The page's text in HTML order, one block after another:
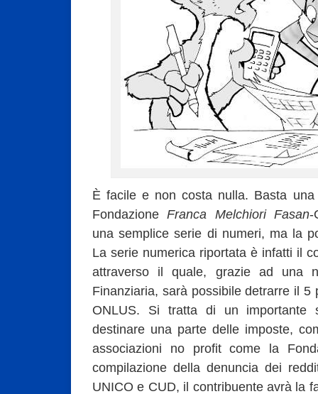
È facile e non costa nulla. Basta
FondazioneFranca Melchiori Fasan-
una semplice serie di numeri, ma la
La serie numerica riportata è infatti il
attraverso il quale, grazie ad una
Finanziaria, sarà possibile detrarre il
ONLUS. Si tratta di un importante
destinare una parte delle imposte,
associazioni no profit come la
compilazione della denuncia dei
UNICO e CUD, il contribuente avrà la